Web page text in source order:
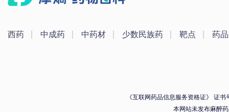
西药 中成药 中药材 少数民族药 靶点 药
《互联网药品信息服务资格证》 证书
本网站未发布麻醉